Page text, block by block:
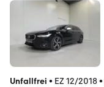
Unfallfrei • EZ 12/2018•